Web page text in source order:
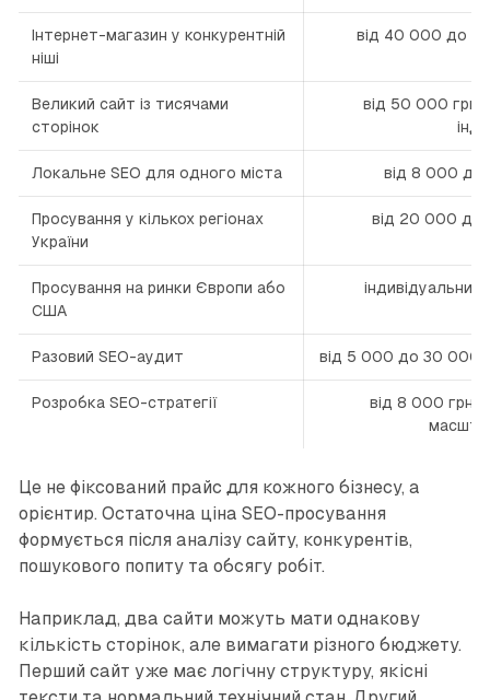
Інтернет-магазин у конкурентній
ніші
від 40 000 до
Великий сайт із тисячами
сторінок
від 50 000 грн,
Локальне SEO для одного міста від 8 000 до
Просування у кількох регіонах
України
від 20 000 до
Просування на ринки Європи або
США
індивідуальний
Разовий SEO-аудит від 5 000 до 30 000
Розробка SEO-стратегії
від 8 000 грн,
Це не фіксований прайс для кожного бізнесу, а
орієнтир. Остаточна ціна SEO-просування
формується після аналізу сайту, конкурентів,
пошукового попиту та обсягу робіт.
Наприклад, два сайти можуть мати однакову
кількість сторінок, але вимагати різного бюджету.
Перший сайт уже має логічну структуру, якісні